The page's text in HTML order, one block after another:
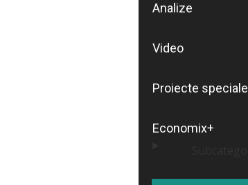
Analize
Video
Proiecte speciale
Economix+